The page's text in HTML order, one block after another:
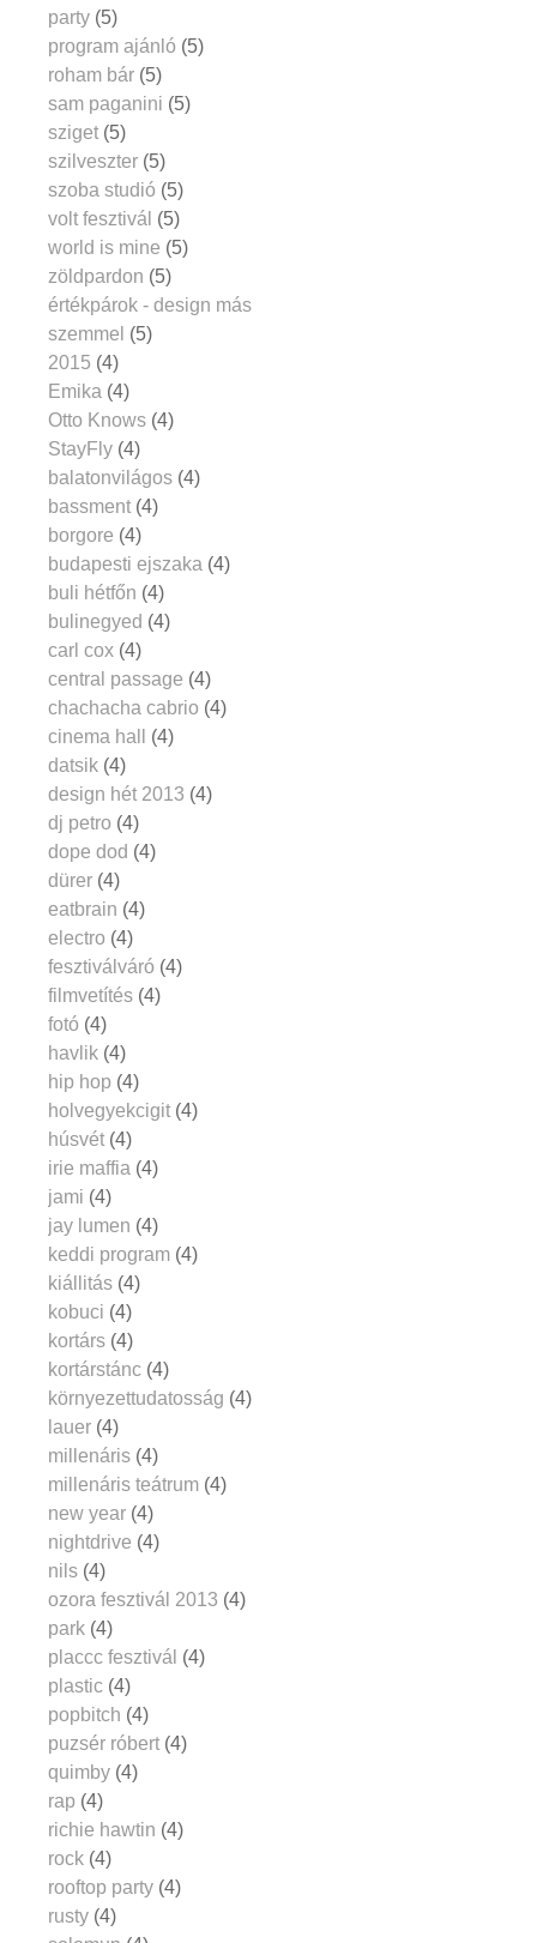
party (5)
program ajánló (5)
roham bár (5)
sam paganini (5)
sziget (5)
szilveszter (5)
szoba studió (5)
volt fesztivál (5)
world is mine (5)
zöldpardon (5)
értékpárok - design más
szemmel (5)
2015 (4)
Emika (4)
Otto Knows (4)
StayFly (4)
balatonvilágos (4)
bassment (4)
borgore (4)
budapesti ejszaka (4)
buli hétfőn (4)
bulinegyed (4)
carl cox (4)
central passage (4)
chachacha cabrio (4)
cinema hall
(4)
datsik (4)
design hét 2013 (4)
dj petro (4)
dope dod (4)
dürer (4)
eatbrain (4)
electro (4)
fesztiválváró (4)
filmvetítés (4)
fotó (4)
havlik (4)
hip hop (4)
holvegyekcigit (4)
húsvét (4)
irie maffia (4)
jami (4)
jay lumen (4)
keddi program (4)
kiállitás (4)
kobuci (4)
kortárs (4)
kortárstánc (4)
környezettudatosság (4)
lauer (4)
millenáris (4)
millenáris teátrum (4)
new year (4)
nightdrive (4)
nils (4)
ozora fesztivál 2013 (4)
park (4)
placcc fesztivál (4)
plastic (4)
popbitch (4)
puzsér róbert (4)
quimby (4)
rap (4)
richie hawtin (4)
rock (4)
rooftop party (4)
rusty (4)